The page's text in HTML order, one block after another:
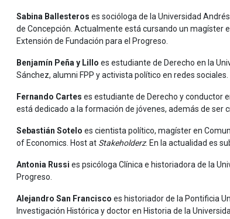
Sabina Ballesteros es socióloga de la Universidad
de Concepción. Actualmente está cursando un magíster
Extensión de Fundación para el Progreso.
Benjamín Peña y Lillo es estudiante de Derecho en la
Sánchez, alumni FPP y activista político en redes sociales.
Fernando Cartes es estudiante de Derecho y conductor
está dedicado a la formación de jóvenes, además de ser
Sebastián Sotelo es cientista político, magíster en
of Economics. Host at Stakeholderz. En la actualidad es
Antonia Russi es psicóloga Clínica e historiadora de la
Progreso.
Alejandro San Francisco es historiador de la Pontificia
Investigación Histórica y doctor en Historia de la